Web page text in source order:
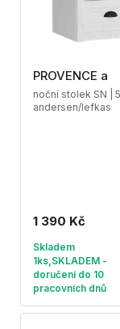
PROVENCE a
noční stolek SN |
andersen/lefkas
1 390 Kč
Skladem
1ks,SKLADEM -
doručení do 10
pracovních dnů